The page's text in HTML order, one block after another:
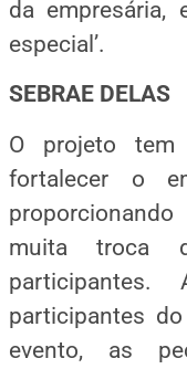
da empresária,
especial’.
SEBRAE DELAS
O projeto
fortalecer o
muita troca
participantes
evento, as